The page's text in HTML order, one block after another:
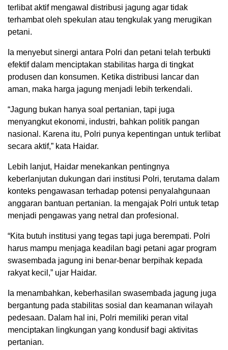
terlibat aktif mengawal distribusi jagung agar tidak
terhambat oleh spekulan atau tengkulak yang merugikan
petani.
Ia menyebut sinergi antara Polri dan petani telah terbukti
efektif dalam menciptakan stabilitas harga di tingkat
produsen dan konsumen. Ketika distribusi lancar dan
aman, maka harga jagung menjadi lebih terkendali.
“Jagung bukan hanya soal pertanian, tapi juga
menyangkut ekonomi, industri, bahkan politik pangan
nasional. Karena itu, Polri punya kepentingan untuk terlibat
secara aktif,” kata Haidar.
Lebih lanjut, Haidar menekankan pentingnya
keberlanjutan dukungan dari institusi Polri, terutama dalam
konteks pengawasan terhadap potensi penyalahgunaan
anggaran bantuan pertanian. Ia mengajak Polri untuk tetap
menjadi pengawas yang netral dan profesional.
“Kita butuh institusi yang tegas tapi juga berempati. Polri
harus mampu menjaga keadilan bagi petani agar program
swasembada jagung ini benar-benar berpihak kepada
rakyat kecil,” ujar Haidar.
Ia menambahkan, keberhasilan swasembada jagung juga
bergantung pada stabilitas sosial dan keamanan wilayah
pedesaan. Dalam hal ini, Polri memiliki peran vital
menciptakan lingkungan yang kondusif bagi aktivitas
pertanian.